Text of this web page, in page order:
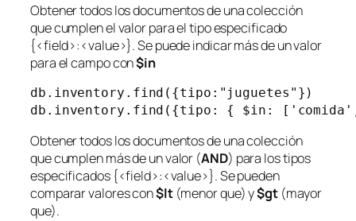
Obtener todos los documentos de una colección
que cumplen el valor para el tipo especificado
{<field>:<value>}. Se puede indicar más de un valor
para el campo con$in
db.inventory.find({tipo:"juguetes"})
db.inventory.find({tipo: { $in:
Obtener todos los documentos de una colección
que cumplen más de un valor (AND) para los tipos
especificados {<field>:<value>}. Se pueden
comparar valores con$lt(menor que) y$gt(mayor
que).